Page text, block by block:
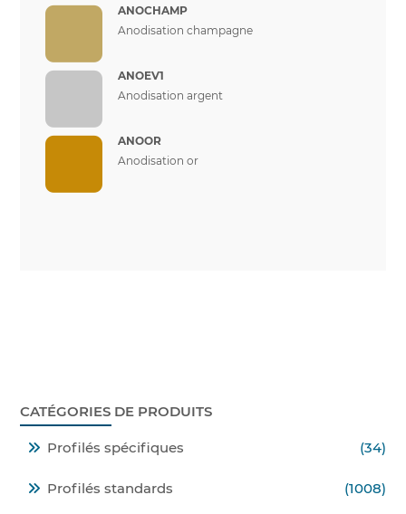
ANOCHAMP
Anodisation champagne
ANOEV1
Anodisation argent
ANOOR
Anodisation or
CATÉGORIES DE PRODUITS
Profilés spécifiques (34)
Profilés standards (1008)